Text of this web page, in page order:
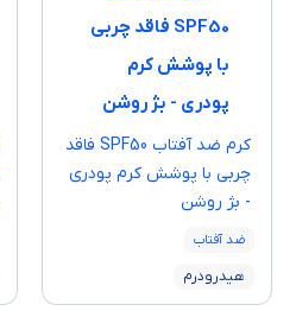
کرم ضد آفتاب SPF50 فاقد
چربی با پوشش کرم پودری
- بژ روشن
ضد آفتاب
هیدرودرم